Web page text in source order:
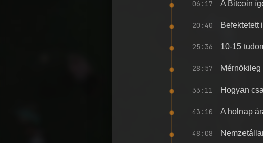
06:17 A Bitcoin
20:40 Befektetett
25:36 10-15
28:57
33:11 Hogyan
43:10 A holnap
48:08